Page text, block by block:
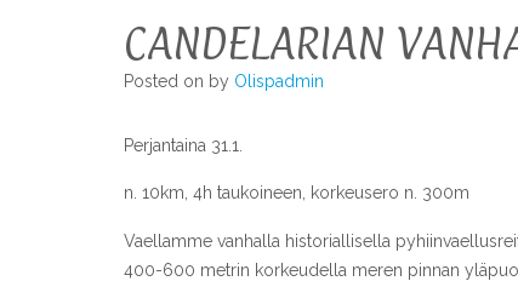
CANDELARIAN
Posted on by Olispadmin
Perjantaina 31.1.
n. 10km, 4h taukoineen, korkeusero n. 300m
Vaellamme vanhalla historiallisella
400-600 metrin korkeudella meren pinnan